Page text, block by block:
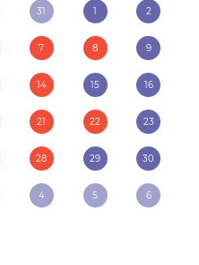
31 1 2
7 8 9
14 15 16
21 22 23
28 29 30
4 5 6